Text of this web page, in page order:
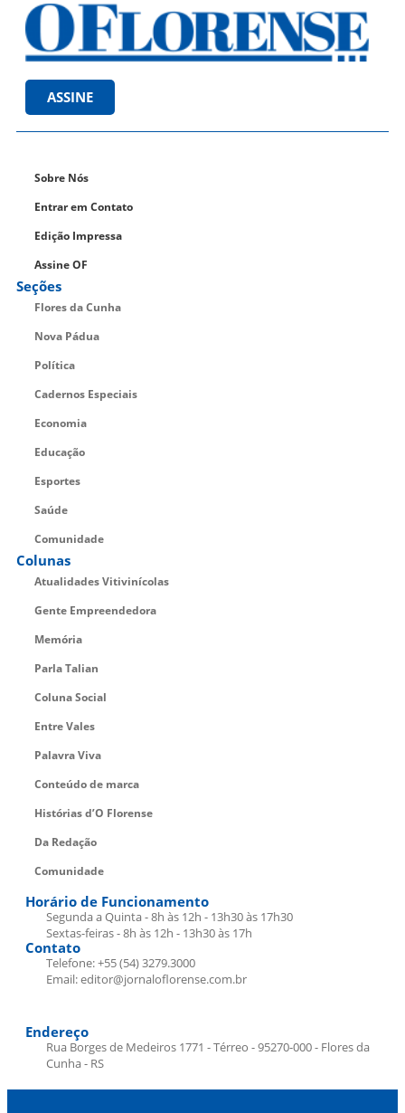
ASSINE
Sobre Nós
Entrar em Contato
Edição Impressa
Assine OF
Seções
Flores da Cunha
Nova Pádua
Política
Cadernos Especiais
Economia
Educação
Esportes
Saúde
Comunidade
Colunas
Atualidades Vitivinícolas
Gente Empreendedora
Memória
Parla Talian
Coluna Social
Entre Vales
Palavra Viva
Conteúdo de marca
Histórias d’O Florense
Da Redação
Comunidade
Horário de Funcionamento
Segunda a Quinta - 8h às 12h - 13h30 às 17h30
Sextas-feiras - 8h às 12h - 13h30 às 17h
Contato
Telefone: +55 (54) 3279.3000
Email: editor@jornaloflorense.com.br
Endereço
Rua Borges de Medeiros 1771 - Térreo - 95270-000 - Flores da
Cunha - RS